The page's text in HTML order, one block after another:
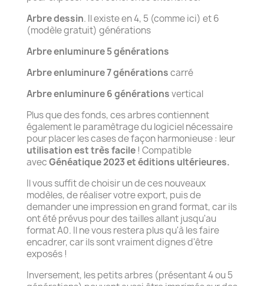
Arbre dessin. Il existe en 4, 5 (comme ici) et 6
(modèle gratuit) générations
Arbre enluminure 5 générations
Arbre enluminure 7 générationscarré
Arbre enluminure 6 générationsvertical
Plus que des fonds, ces arbres contiennent
également le paramètrage du logiciel nécessaire
pour placer les cases de façon harmonieuse : leur
utilisation est très facile ! Compatible
avecGénéatique 2023 et éditions ultérieures.
Il vous suffit de choisir un de ces nouveaux
modèles, de réaliser votre export, puis de
demander une impression en grand format, car ils
ont été prévus pour des tailles allant jusqu'au
format A0. Il ne vous restera plus qu'à les faire
encadrer, car ils sont vraiment dignes d'être
exposés !
Inversement, les petits arbres (présentant 4 ou 5